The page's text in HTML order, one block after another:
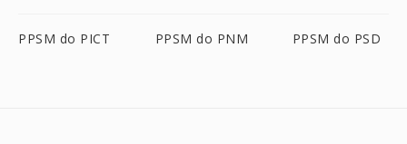
PPSM do PICT PPSM do PNM PPSM do PSD